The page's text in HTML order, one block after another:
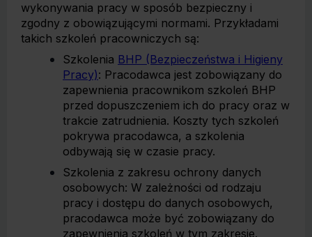
wykonywania pracy w sposób bezpieczny i
zgodny z obowiązującymi normami. Przykładami
takich szkoleń pracowniczych są:
Szkolenia BHP (Bezpieczeństwa i Higieny
Pracy): Pracodawca jest zobowiązany do
zapewnienia pracownikom szkoleń BHP
przed dopuszczeniem ich do pracy oraz w
trakcie zatrudnienia. Koszty tych szkoleń
pokrywa pracodawca, a szkolenia
odbywają się w czasie pracy.
Szkolenia z zakresu ochrony danych
osobowych: W zależności od rodzaju
pracy i dostępu do danych osobowych,
pracodawca może być zobowiązany do
zapewnienia szkoleń w tym zakresie.